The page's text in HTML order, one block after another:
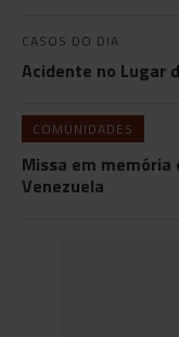
CASOS DO DIA
Acidente no Lugar
COMUNIDADES
Missa em
Venezuela